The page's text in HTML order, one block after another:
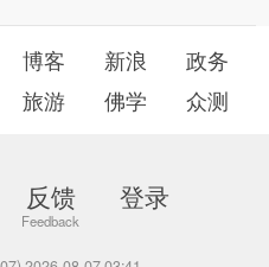
博客 新浪
政务
旅游 佛学 众测
反馈 登录